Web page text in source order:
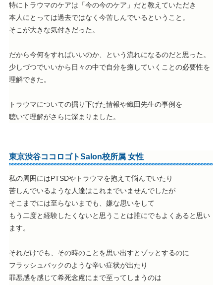
特にトラウマのケアは「今の今のケア」だと教えていただき
本人にとっては過去ではなく今苦しんでいるということ。
そこが大きな気付きだった。
だから今何をすればいいのか、という流れになるのだと思った。
少しづつでいいから日々の中で自分を癒していくことの必要性を
理解できた。
トラウマについての掘り下げた情報や織田先生の事例を
聴いて理解がさらに深まりました。
東京渋谷ココロゴトSalon校所属 女性
私の周囲にはPTSDやトラウマを抱えて悩んでいたり
苦しんでいるような人達はこれまでいませんでしたが
そこまでには至らないまでも、嫌な思いをして
もう二度と経験したくないと思うことは誰にでもよくあると思い
ます。
それだけでも、その時のことを思い出すとゾッとするのに
フラッシュバックのような辛い症状が出たり
罪悪感を感じて希死念慮にまで至ってしまうのは